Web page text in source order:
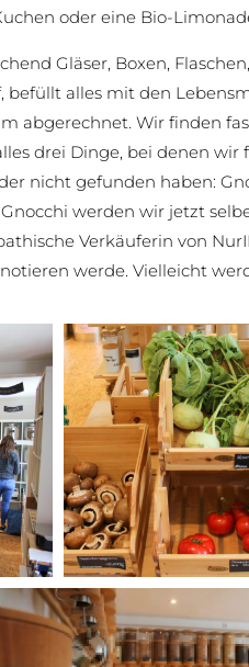
oder eine Bio-
Gläser, Boxen,
alles mit den
abgerechnet. Wir finden
drei Dinge, bei denen
nicht gefunden haben:
werden wir jetzt
Verkäuferin von
werde. Vielleicht